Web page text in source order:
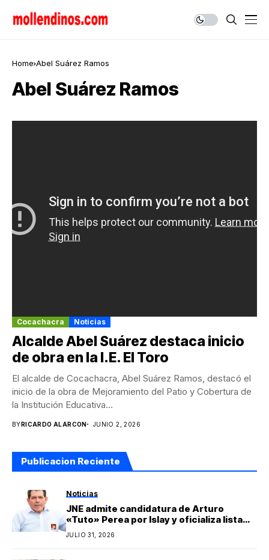
Home Abel Suárez Ramos
Abel Suárez Ramos
Cocachacra Noticias
Alcalde Abel Suárez destaca inicio
de obra en la I.E. El Toro
El alcalde de Cocachacra, Abel Suárez Ramos, destacó el
inicio de la obra de Mejoramiento del Patio y Cobertura de
la Institución Educativa...
BY RICARDO ALARCON JUNIO 2, 2026
Publicacion Reciente
Noticias
JNE admite candidatura de Arturo
«Tuto» Perea por Islay y oficializa lista
regional de Yo Arequipa encabezada por
Berly Gonzales
JULIO 31, 2026